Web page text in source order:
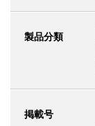
製品分類
掲載号